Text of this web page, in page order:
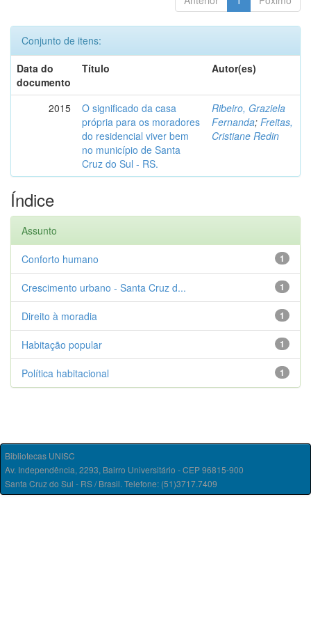
Conjunto de itens:
Data do
documento
Título Autor(es)
2015
O significado da casa
própria para os moradores
do residencial viver bem
no município de Santa
Cruz do Sul - RS.
Ribeiro, Graziela
Fernanda; Freitas,
Cristiane Redin
Índice
Assunto
1
Conforto humano
1
Crescimento urbano - Santa Cruz d...
1
Direito à moradia
1
Habitação popular
1
Política habitacional
Bibliotecas UNISC
Av. Independência, 2293, Bairro Universitário - CEP 96815-900
Santa Cruz do Sul - RS / Brasil. Telefone: (51)3717.7409